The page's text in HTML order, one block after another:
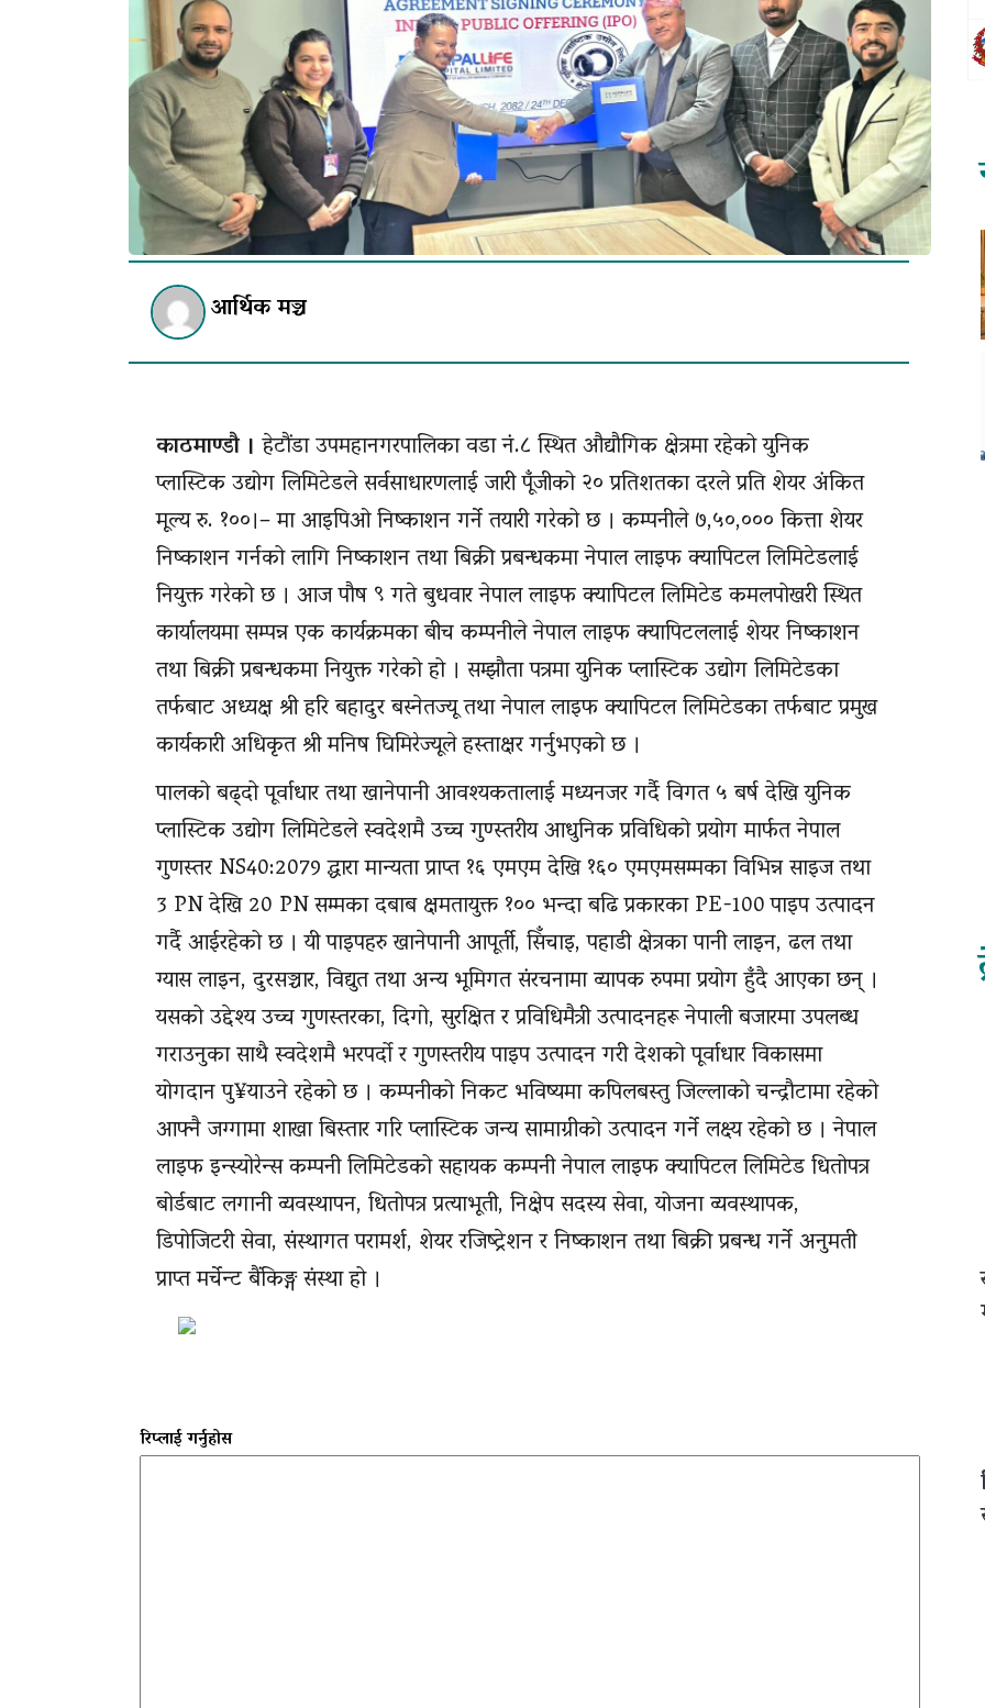
आर्थिक मञ्च
काठमाण्डौ । हेटौंडा उपमहानगरपालिका वडा नं.८ स्थित औद्यौगिक क्षेत्रमा रहेको युनिक
प्लास्टिक उद्योग लिमिटेडले सर्वसाधारणलाई जारी पूँजीको २० प्रतिशतका दरले प्रति शेयर अंकित
मूल्य रु. १००।– मा आइपिओ निष्काशन गर्ने तयारी गरेको छ । कम्पनीले ७,५०,००० कित्ता शेयर
निष्काशन गर्नको लागि निष्काशन तथा बिक्री प्रबन्धकमा नेपाल लाइफ क्यापिटल लिमिटेडलाई
नियुक्त गरेको छ । आज पौष ९ गते बुधवार नेपाल लाइफ क्यापिटल लिमिटेड कमलपोखरी स्थित
कार्यालयमा सम्पन्न एक कार्यक्रमका बीच कम्पनीले नेपाल लाइफ क्यापिटललाई शेयर निष्काशन
तथा बिक्री प्रबन्धकमा नियुक्त गरेको हो । सम्झौता पत्रमा युनिक प्लास्टिक उद्योग लिमिटेडका
तर्फबाट अध्यक्ष श्री हरि बहादुर बस्नेतज्यू तथा नेपाल लाइफ क्यापिटल लिमिटेडका तर्फबाट प्रमुख
कार्यकारी अधिकृत श्री मनिष घिमिरेज्यूले हस्ताक्षर गर्नुभएको छ ।
पालको बढ्दो पूर्वाधार तथा खानेपानी आवश्यकतालाई मध्यनजर गर्दै विगत ५ बर्ष देखि युनिक
प्लास्टिक उद्योग लिमिटेडले स्वदेशमै उच्च गुण्स्तरीय आधुनिक प्रविधिको प्रयोग मार्फत नेपाल
गुणस्तर NS40:2079 द्धारा मान्यता प्राप्त १६ एमएम देखि १६० एमएमसम्मका विभिन्न साइज तथा
3 PN देखि 20 PN सम्मका दबाब क्षमतायुक्त १०० भन्दा बढि प्रकारका PE-100 पाइप उत्पादन
गर्दै आईरहेको छ । यी पाइपहरु खानेपानी आपूर्ती, सिँचाइ, पहाडी क्षेत्रका पानी लाइन, ढल तथा
ग्यास लाइन, दुरसञ्चार, विद्युत तथा अन्य भूमिगत संरचनामा व्यापक रुपमा प्रयोग हुँदै आएका छन् ।
यसको उद्देश्य उच्च गुणस्तरका, दिगो, सुरक्षित र प्रविधिमैत्री उत्पादनहरू नेपाली बजारमा उपलब्ध
गराउनुका साथै स्वदेशमै भरपर्दो र गुणस्तरीय पाइप उत्पादन गरी देशको पूर्वाधार विकासमा
योगदान पु¥याउने रहेको छ । कम्पनीको निकट भविष्यमा कपिलबस्तु जिल्लाको चन्द्रौटामा रहेको
आफ्नै जग्गामा शाखा बिस्तार गरि प्लास्टिक जन्य सामाग्रीको उत्पादन गर्ने लक्ष्य रहेको छ । नेपाल
लाइफ इन्स्योरेन्स कम्पनी लिमिटेडको सहायक कम्पनी नेपाल लाइफ क्यापिटल लिमिटेड धितोपत्र
बोर्डबाट लगानी व्यवस्थापन, धितोपत्र प्रत्याभूती, निक्षेप सदस्य सेवा, योजना व्यवस्थापक,
डिपोजिटरी सेवा, संस्थागत परामर्श, शेयर रजिष्ट्रेशन र निष्काशन तथा बिक्री प्रबन्ध गर्ने अनुमती
प्राप्त मर्चेन्ट बैंकिङ्ग संस्था हो ।
रिप्लाई गर्नुहोस